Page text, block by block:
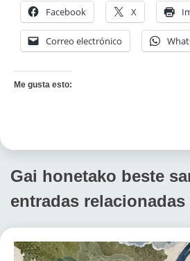
Facebook X
Correo electrónico
Me gusta esto:
Gai honetako beste
entradas relacionadas